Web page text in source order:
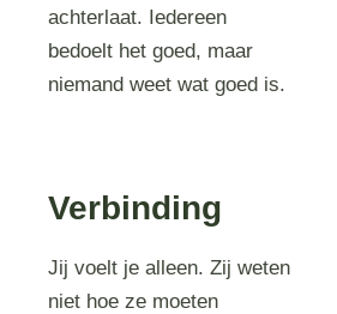
achterlaat. Iedereen
bedoelt het goed, maar
niemand weet wat goed is.
Verbinding
Jij voelt je alleen. Zij weten
niet hoe ze moeten